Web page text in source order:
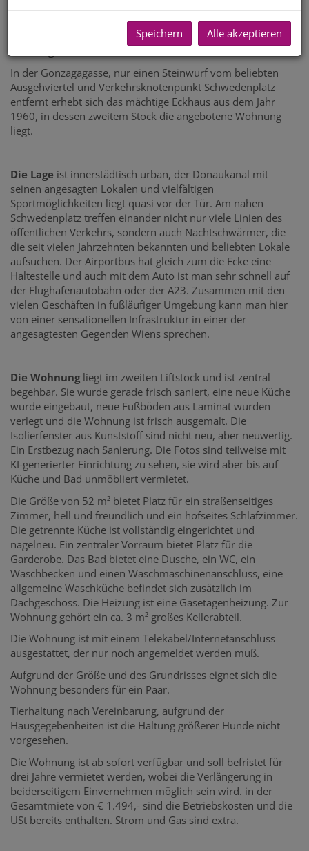
Hier können Sie Mieter einer frisch sanierten
Zweizimmerwohnung in sensationeller, zentraler
In der Gonzagagasse, nur einen Steinwurf vom beliebten
Ausgehviertel und Verkehrsknotenpunkt Schwedenplatz
entfernt erhebt sich das mächtige Eckhaus aus dem Jahr
1960, in dessen zweitem Stock die angebotene Wohnung
liegt.
Die Lage ist innerstädtisch urban, der Donaukanal mit
seinen angesagten Lokalen und vielfältigen
Sportmöglichkeiten liegt quasi vor der Tür. Am nahen
Schwedenplatz treffen einander nicht nur viele Linien des
öffentlichen Verkehrs, sondern auch Nachtschwärmer, die
die seit vielen Jahrzehnten bekannten und beliebten Lokale
aufsuchen. Der Airportbus hat gleich zum die Ecke eine
Haltestelle und auch mit dem Auto ist man sehr schnell auf
der Flughafenautobahn oder der A23. Zusammen mit den
vielen Geschäften in fußläufiger Umgebung kann man hier
von einer sensationellen Infrastruktur in einer der
angesagtesten Gegenden Wiens sprechen.
Die Wohnung liegt im zweiten Liftstock und ist zentral
begehbar. Sie wurde gerade frisch saniert, eine neue Küche
wurde eingebaut, neue Fußböden aus Laminat wurden
verlegt und die Wohnung ist frisch ausgemalt. Die
Isolierfenster aus Kunststoff sind nicht neu, aber neuwertig.
Ein Erstbezug nach Sanierung. Die Fotos sind teilweise mit
KI-generierter Einrichtung zu sehen, sie wird aber bis auf
Küche und Bad unmöbliert vermietet.
Die Größe von 52 m² bietet Platz für ein straßenseitiges
Zimmer, hell und freundlich und ein hofseites Schlafzimmer.
Die getrennte Küche ist vollständig eingerichtet und
nagelneu. Ein zentraler Vorraum bietet Platz für die
Garderobe. Das Bad bietet eine Dusche, ein WC, ein
Waschbecken und einen Waschmaschinenanschluss, eine
allgemeine Waschküche befindet sich zusätzlich im
Dachgeschoss. Die Heizung ist eine Gasetagenheizung. Zur
Wohnung gehört ein ca. 3 m² großes Kellerabteil.
Die Wohnung ist mit einem Telekabel/Internetanschluss
ausgestattet, der nur noch angemeldet werden muß.
Aufgrund der Größe und des Grundrisses eignet sich die
Wohnung besonders für ein Paar.
Tierhaltung nach Vereinbarung, aufgrund der
Hausgegebenheiten ist die Haltung größerer Hunde nicht
vorgesehen.
Die Wohnung ist ab sofort verfügbar und soll befristet für
drei Jahre vermietet werden, wobei die Verlängerung in
beiderseitigem Einvernehmen möglich sein wird. in der
Gesamtmiete von € 1.494,- sind die Betriebskosten und die
USt bereits enthalten. Strom und Gas sind extra.
Speichern Alle akzeptieren